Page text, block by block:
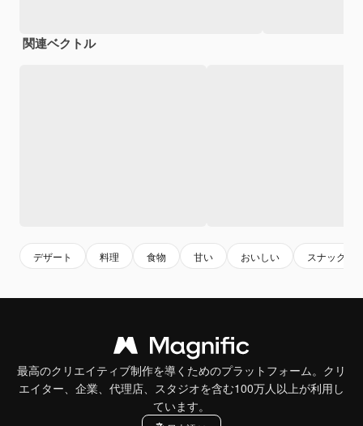
関連ベクトル
デザート 料理 食物 甘い おいしい スナック
最高のクリエイティブ制作を導くためのプラットフォーム。クリ
エイター、企業、代理店、スタジオを含む100万人以上が利用し
ています。